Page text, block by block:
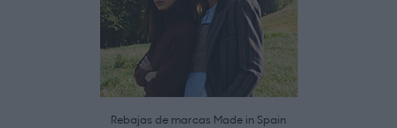
Rebajas de marcas Made in Spain